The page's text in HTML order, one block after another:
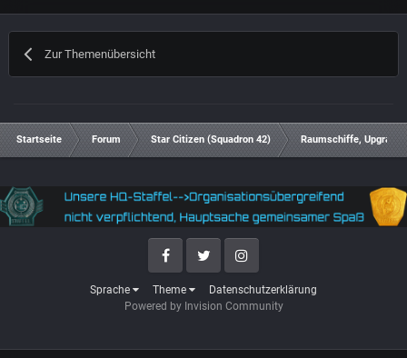
Zur Themenübersicht
Startseite Forum Star Citizen (Squadron 42) Raumschiffe,
Sprache Theme Datenschutzerklärung
FacebookTwitter Instagram
Powered by Invision Community